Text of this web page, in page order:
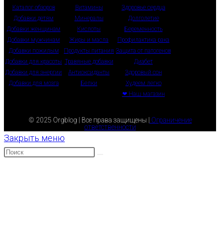
Каталог обзоров
Добавки детям
Добавки женщинам
Добавки мужчинам
Добавки пожилым
Добавки для красоты
Добавки для энергии
Добавки для мозга
Витамины
Минералы
Кислоты
Жиры и масла
Продукты питания
Травяные добавки
Антиоксиданты
Белки
Здоровье сердца
Долголетие
Беременность
Профилактика рака
Защита от патогенов
Диабет
Здоровый сон
Худеем легко
❤ Наш магазин
© 2025 Orgblog | Все права защищены |
Ограничение
ответственности
Закрыть меню